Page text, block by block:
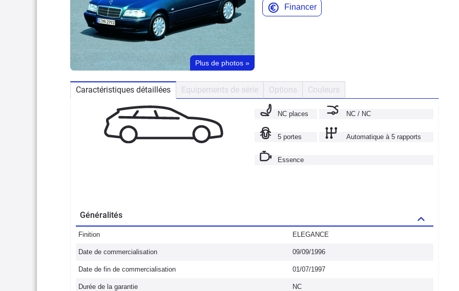
Plus de photos »
Financer
Caractéristiques détaillées Equipements de série Options Couleurs
NC places NC / NC
5 portes Automatique à 5 rapports
Essence
Généralités
Finition ELEGANCE
Date de commercialisation 09/09/1996
Date de fin de commercialisation 01/07/1997
Durée de la garantie NC